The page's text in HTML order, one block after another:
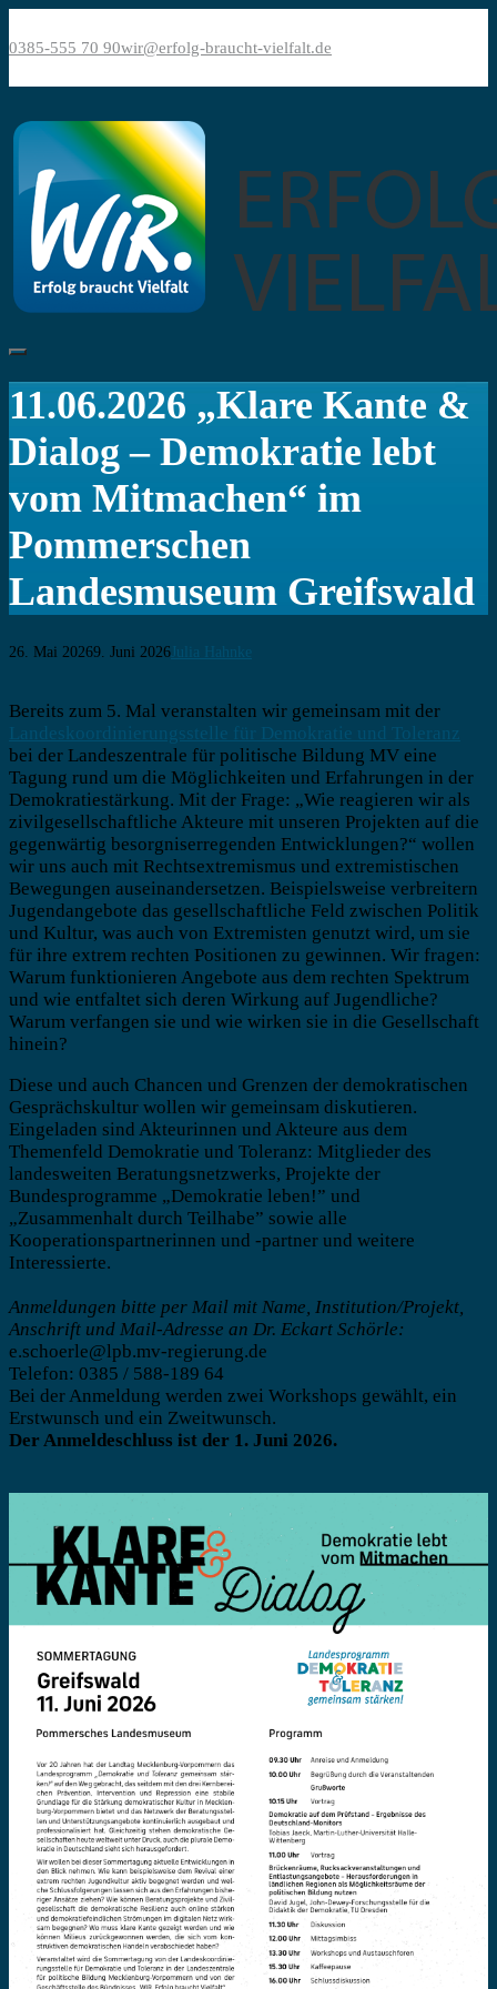
Bitte
Sie:
Website
ein
Barrierefreiheitssystem.
Inhalt
0385-555 70 90wir@erfolg-braucht-vielfalt.de
11.06.2026 „Klare Kante &
Dialog – Demokratie lebt
vom Mitmachen“ im
Pommerschen
Landesmuseum Greifswald
26. Mai 20269. Juni 2026 Julia Hahnke
Bereits zum 5. Mal veranstalten wir gemeinsam mit der
Landeskoordinierungsstelle für Demokratie und Toleranz
bei der Landeszentrale für politische Bildung MV eine
Tagung rund um die Möglichkeiten und Erfahrungen in der
Demokratiestärkung. Mit der Frage: „Wie reagieren wir als
zivilgesellschaftliche Akteure mit unseren Projekten auf die
gegenwärtig besorgniserregenden Entwicklungen?“ wollen
wir uns auch mit Rechtsextremismus und extremistischen
Bewegungen auseinandersetzen. Beispielsweise verbreitern
Jugendangebote das gesellschaftliche Feld zwischen Politik
und Kultur, was auch von Extremisten genutzt wird, um sie
für ihre extrem rechten Positionen zu gewinnen. Wir fragen:
Warum funktionieren Angebote aus dem rechten Spektrum
und wie entfaltet sich deren Wirkung auf Jugendliche?
Warum verfangen sie und wie wirken sie in die Gesellschaft
hinein?
Diese und auch Chancen und Grenzen der demokratischen
Gesprächskultur wollen wir gemeinsam diskutieren.
Eingeladen sind Akteurinnen und Akteure aus dem
Themenfeld Demokratie und Toleranz: Mitglieder des
landesweiten Beratungsnetzwerks, Projekte der
Bundesprogramme „Demokratie leben!” und
„Zusammenhalt durch Teilhabe” sowie alle
Kooperationspartnerinnen und -partner und weitere
Interessierte.
Anmeldungen bitte per Mail mit Name, Institution/Projekt,
Anschrift und Mail-Adresse an Dr. Eckart Schörle:
e.schoerle@lpb.mv-regierung.de
Telefon: 0385 / 588-189 64
Bei der Anmeldung werden zwei Workshops gewählt, ein
Erstwunsch und ein Zweitwunsch.
Der Anmeldeschluss ist der 1. Juni 2026.